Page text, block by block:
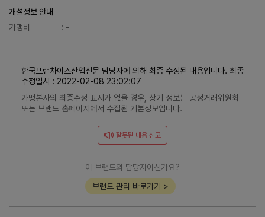
개설정보 안내
가맹비
: -
한국프랜차이즈산업신문 담당자에 의해 최종 수정된 내용입니다. 최종
수정일시 : 2022-02-08 23:02:07
가맹본사의 최종수정 표시가 없을 경우, 상기 정보는 공정거래위원회
또는 브랜드 홈페이지에서 수집된 기본정보입니다.
잘못된 내용 신고
이 브랜드의 담당자이신가요?
브랜드 관리 바로가기 >